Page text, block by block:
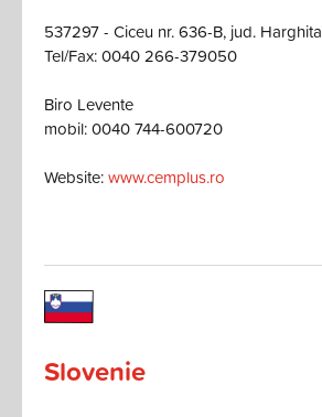
537297 - Ciceu nr. 636-B, jud. Harghita
Tel/Fax: 0040 266-379050
Biro Levente
mobil: 0040 744-600720
Website:www.cemplus.ro
Slovenie